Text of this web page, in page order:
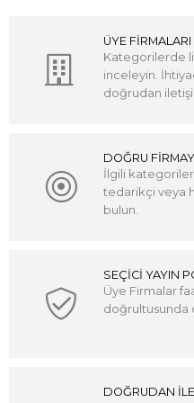
ÜYE
Kategorilerde
inceleyin.
doğrudan
DOĞRU
İlgili kategoriler
tedarikçi veya
bulun.
SEÇİCİ YAYIN
Üye Firmalar
doğrultusunda
DOĞRUDAN